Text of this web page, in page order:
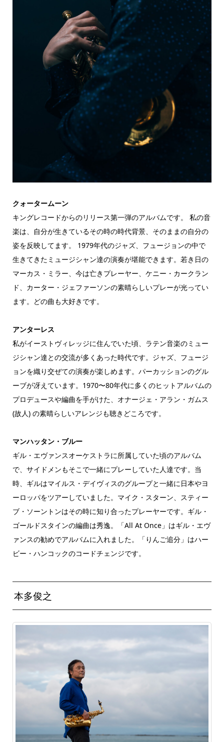
クォータームーン
キングレコードからのリリース第一弾のアルバムです。 私の音
楽は、自分が生きているその時の時代背景、そのままの自分の
姿を反映してます。 1979年代のジャズ、フュージョンの中で
生きてきたミュージシャン達の演奏が堪能できます。若き日の
マーカス・ミラー、今は亡きプレーヤー、ケニー・カークラン
ド、カーター・ジェファーソンの素晴らしいプレーが光ってい
ます。どの曲も大好きです。
アンターレス
私がイーストヴィレッジに住んでいた頃、ラテン音楽のミュー
ジシャン達との交流が多くあった時代です。ジャズ、フュージ
ョンを織り交ぜての演奏が楽しめます。パーカッションのグル
ーブが冴えています。1970〜80年代に多くのヒットアルバムの
プロデュースや編曲を手がけた、オナージェ・アラン・ガムス
(故人) の素晴らしいアレンジも聴きどころです。
マンハッタン・ブルー
ギル・エヴァンスオーケストラに所属していた頃のアルバム
で、サイドメンもそこで一緒にプレーしていた人達です。当
時、ギルはマイルス・デイヴィスのグループと一緒に日本やヨ
ーロッパをツアーしていました。マイク・スターン、スティー
ブ・ソーントンはその時に知り合ったプレーヤーです。ギル・
ゴールドスタインの編曲は秀逸。「All At Once」はギル・エヴ
ァンスの勧めでアルバムに入れました。「りんご追分」はハー
ビー・ハンコックのコードチェンジです。
本多俊之